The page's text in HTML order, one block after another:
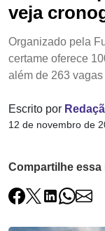
veja
Organizado pela
certame oferece
além de 263
Escrito por
12 de novembro de
Compartilhe essa